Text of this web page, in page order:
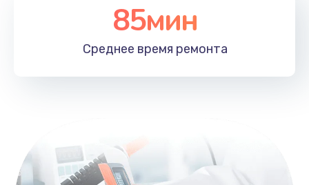
85мин
Среднее время ремонта